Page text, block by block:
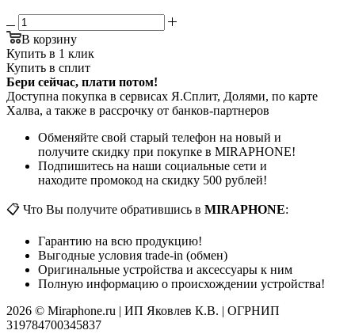
В корзину
Купить в 1 клик
Купить в сплит
Бери сейчас, плати потом!
Доступна покупка в сервисах Я.Сплит, Долями, по карте
Халва, а также в рассрочку от банков-партнеров
Обменяйте свой старый телефон на новый и
получите скидку при покупке в MIRAPHONE!
Подпишитесь на наши социальные сети и
находите промокод на скидку 500 рублей!
📋 Что Вы получите обратившись в MIRAPHONE:
Гарантию на всю продукцию!
Выгодные условия trade-in (обмен)
Оригинальные устройства и аксессуары к ним
Полную информацию о происхождении устройства!
2026 © Miraphone.ru | ИП Яковлев К.В. | ОГРНИП
319784700345837